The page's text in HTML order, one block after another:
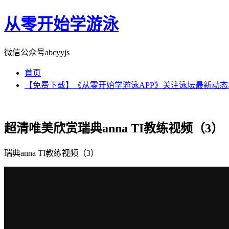
从零开始学游泳
微信公众号abcyyjs
首页
【免费下载】《从零开始学游泳APP》关注泳坛最新动
超清唯美欣赏瑞典anna TI教练视频（3）
瑞典anna TI教练视频（3）